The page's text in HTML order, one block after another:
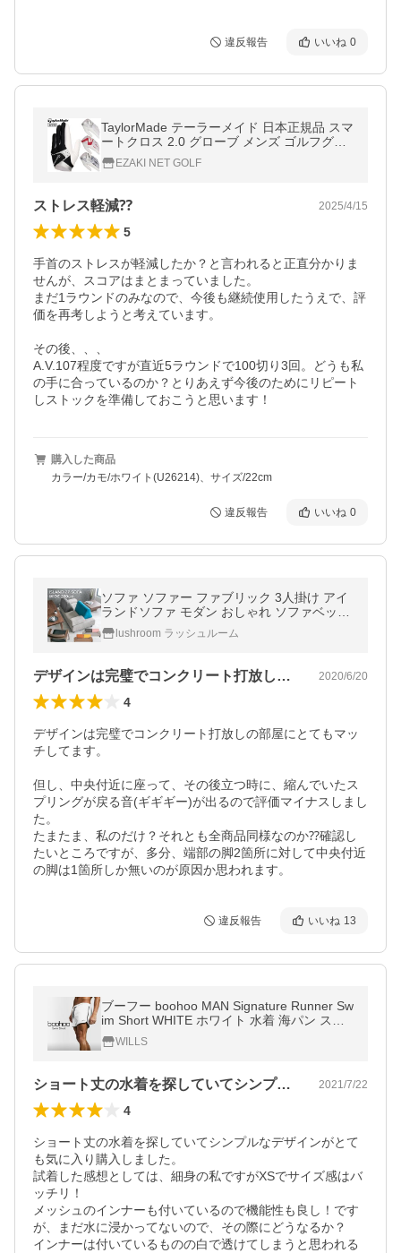
違反報告 いいね 0
TaylorMade テーラーメイド 日本正規品 スマ
ートクロス 2.0 グローブ メンズ ゴルフグロ
ーブ ( 左手用 ) 「 UN148 」
EZAKI NET GOLF
ストレス軽減⁇ 2025/4/15
5
手首のストレスが軽減したか？と言われると正直分かりま
せんが、スコアはまとまっていました。
まだ1ラウンドのみなので、今後も継続使用したうえで、評
価を再考しようと考えています。
その後、、、
A.V.107程度ですが直近5ラウンドで100切り3回。どうも私
の手に合っているのか？とりあえず今後のためにリピート
しストックを準備しておこうと思います！
購入した商品
カラー/カモ/ホワイト(U26214)、サイズ/22cm
違反報告 いいね 0
ソファ ソファー ファブリック 3人掛け アイ
ランドソファ モダン おしゃれ ソファベッド
ローソファ ダイニングソファ 2人掛け 三人
掛け 高級感 200cm
lushroom ラッシュルーム
デザインは完璧でコンクリート打放しの部… 2020/6/20
4
デザインは完璧でコンクリート打放しの部屋にとてもマッ
チしてます。
但し、中央付近に座って、その後立つ時に、縮んでいたス
プリングが戻る音(ギギギー)が出るので評価マイナスしまし
た。
たまたま、私のだけ？それとも全商品同様なのか⁇確認し
たいところですが、多分、端部の脚2箇所に対して中央付近
の脚は1箇所しか無いのが原因か思われます。
違反報告 いいね 13
ブーフー boohoo MAN Signature Runner Sw
im Short WHITE ホワイト 水着 海パン スイ
ムウェア サーフパンツ ショーツ ショートパ
ンツ パンツ メンズ 海
WILLS
ショート丈の水着を探していてシンプルな… 2021/7/22
4
ショート丈の水着を探していてシンプルなデザインがとて
も気に入り購入しました。
試着した感想としては、細身の私ですがXSでサイズ感はバ
ッチリ！
メッシュのインナーも付いているので機能性も良し！です
が、まだ水に浸かってないので、その際にどうなるか？
インナーは付いているものの白で透けてしまうと思われる